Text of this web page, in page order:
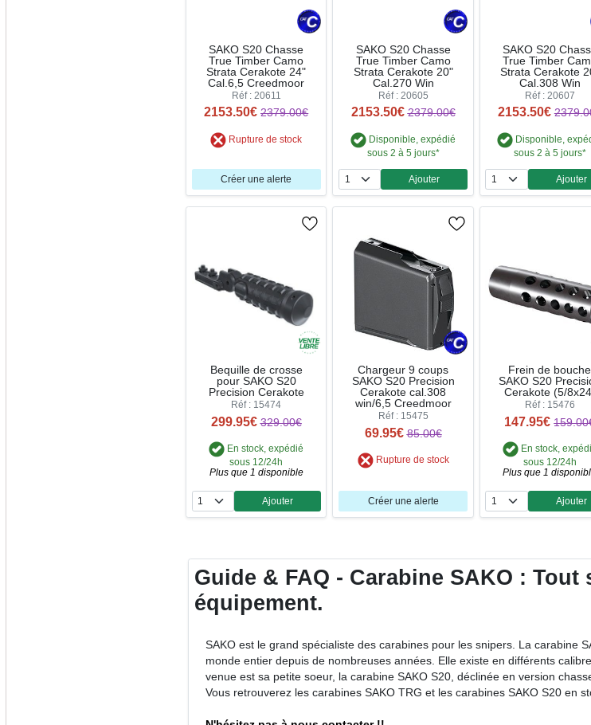
SAKO S20 Chasse
True Timber Camo
Strata Cerakote 24"
Cal.6,5 Creedmoor
Réf : 20611
2153.50€ 2379.00€
Rupture de stock
Créer une alerte
SAKO S20 Chasse
True Timber Camo
Strata Cerakote 20"
Cal.270 Win
Réf : 20605
2153.50€ 2379.00€
Disponible, expédié
sous 2 à 5 jours*
Quantité
Ajouter
SAKO S20
True Timber
Strata Cerakote
Cal.308 Win
Réf : 20607
2153.50€
Disponible,
sous 2 à 5 jours*
Quantité
Ajouter
Bequille de crosse
pour SAKO S20
Precision Cerakote
Réf : 15474
299.95€ 329.00€
En stock, expédié
sous 12/24h
Plus que 1 disponible
Quantité
Ajouter
Chargeur 9 coups
SAKO S20 Precision
Cerakote cal.308
win/6,5 Creedmoor
Réf : 15475
69.95€ 85.00€
Rupture de stock
Créer une alerte
Frein de bouche
SAKO S20
Cerakote (5/
Réf : 15476
147.95€
En stock,
sous 12/24h
Plus que 1
Quantité
Ajouter
Guide & FAQ - Carabine SAKO :
équipement.
SAKO est le grand spécialiste des carabines pour les snipers. La carabine
monde entier depuis de nombreuses années. Elle existe en différents
venue est sa petite soeur, la carabine SAKO S20, déclinée en version
Vous retrouverez les carabines SAKO TRG et les carabines SAKO S20 en